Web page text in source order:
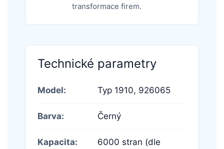
transformace firem.
Technické parametry
Model: Typ 1910, 926065
Barva: Černý
Kapacita: 6000 stran (dle